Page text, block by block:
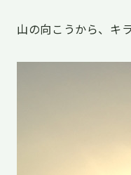
山の向こうから、キ